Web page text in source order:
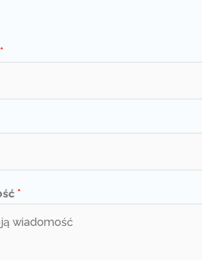
*
*